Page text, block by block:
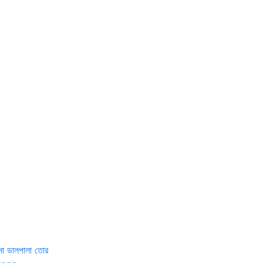
ডালপালা তোর